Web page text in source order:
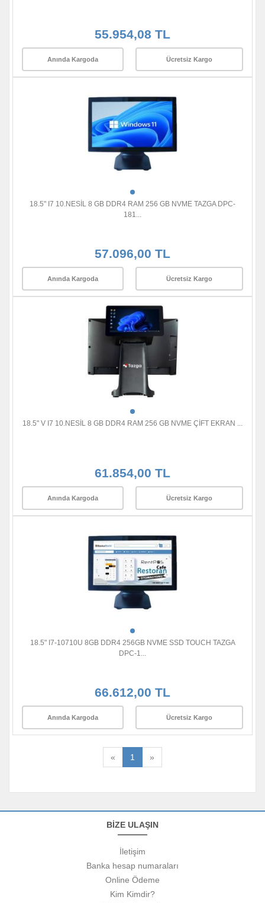
55.954,08 TL
Anında Kargoda Ücretsiz Kargo
18.5" I7 10.NESİL 8 GB DDR4 RAM 256 GB NVME TAZGA DPC-
181...
57.096,00 TL
Anında Kargoda Ücretsiz Kargo
18.5" V I7 10.NESİL 8 GB DDR4 RAM 256 GB NVME ÇİFT EKRAN ...
61.854,00 TL
Anında Kargoda Ücretsiz Kargo
18.5" I7-10710U 8GB DDR4 256GB NVME SSD TOUCH TAZGA
DPC-1...
66.612,00 TL
Anında Kargoda Ücretsiz Kargo
« 1 »
BİZE ULAŞIN
İletişim
Banka hesap numaraları
Online Ödeme
Kim Kimdir?